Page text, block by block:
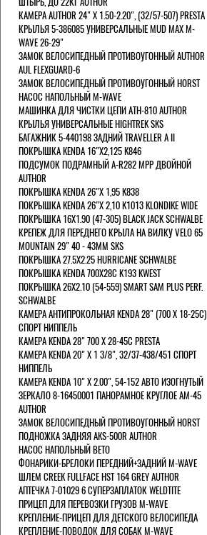
КАМЕРА AUTHOR 24" Х 1.50-2.20", (32/57-507) PRESTA
КРЫЛЬЯ 5-386085 УНИВЕРСАЛЬНЫЕ MUD MAX M-
WAVE 26-29"
ЗАМОК ВЕЛОСИПЕДНЫЙ ПРОТИВОУГОННЫЙ AUTHOR
AUL FLEXGUARD-6
ЗАМОК ВЕЛОСИПЕДНЫЙ ПРОТИВОУГОННЫЙ HORST
НАСОС НАПОЛЬНЫЙ M-WAVE
МАШИНКА ДЛЯ ЧИСТКИ ЦЕПИ ATH-810 AUTHOR
КРЫЛЬЯ УНИВЕРСАЛЬНЫЕ HIGHTREK SKS
БАГАЖНИК 5-440198 ЗАДНИЙ TRAVELLER A II
ПОКРЫШКА KENDA 16"Х2,125 K846
ПОДСУМОК ПОДРАМНЫЙ A-R282 MPP ДВОЙНОЙ
AUTHOR
ПОКРЫШКА KENDA 26"Х 1,95 K838
ПОКРЫШКА KENDA 26"Х 2,10 K1013 KLONDIKE WIDE
ПОКРЫШКА 16X1.90 (47-305) BLACK JACK SCHWALBE
КРЕПЕЖ ДЛЯ ПЕРЕДНЕГО КРЫЛА НА ВИЛКУ VELO 65
MOUNTAIN 29" 40 - 43ММ SKS
ПОКРЫШКА 27.5X2.25 HURRICANE SCHWALBE
ПОКРЫШКА KENDA 700Х28С K193 KWEST
ПОКРЫШКА 26X2.10 (54-559) SMART SAM PLUS PERF.
SCHWALBE
КАМЕРА АНТИПРОКОЛЬНАЯ KENDA 28" (700 Х 18-25C)
СПОРТ НИППЕЛЬ
КАМЕРА KENDA 28" 700 Х 28-45С PRESTA
КАМЕРА KENDA 20" Х 1 3/8", 32/37-438/451 СПОРТ
НИППЕЛЬ
КАМЕРА KENDA 10" Х 2.00", 54-152 АВТО ИЗОГНУТЫЙ
ЗЕРКАЛО 8-16450001 ПАНОРАМНОЕ КРУГЛОЕ AM-45
AUTHOR
ЗАМОК ВЕЛОСИПЕДНЫЙ ПРОТИВОУГОННЫЙ HORST
ПОДНОЖКА ЗАДНЯЯ AKS-500R AUTHOR
НАСОС НАПОЛЬНЫЙ BETO
ФОНАРИКИ-БРЕЛОКИ ПЕРЕДНИЙ+ЗАДНИЙ M-WAVE
ШЛЕМ CREEK FULLFACE HST 164 GREY AUTHOR
АПТЕЧКА 7-01029 6 СУПЕРЗАПЛАТОК WELDTITE
ПРИЦЕП ДЛЯ ПЕРЕВОЗКИ ГРУЗОВ M-WAVE
КРЕПЛЕНИЕ-ПРИЦЕП ДЛЯ ДЕТСКОГО ВЕЛОСИПЕДА
КРЕПЛЕНИЕ-ПОВОДОК ДЛЯ СОБАК M-WAVE